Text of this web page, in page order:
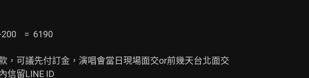
=  6190
，可議先付訂金，演唱會當日現場面交or前幾天台北面交
信留LINE ID